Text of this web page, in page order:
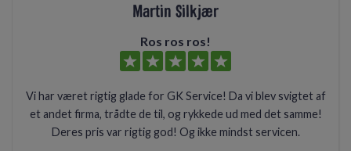
Martin Silkjær
Ros ros ros!
Vi har været rigtig glade for GK Service! Da vi blev svigtet af
et andet firma, trådte de til, og rykkede ud med det samme!
Deres pris var rigtig god! Og ikke mindst servicen.